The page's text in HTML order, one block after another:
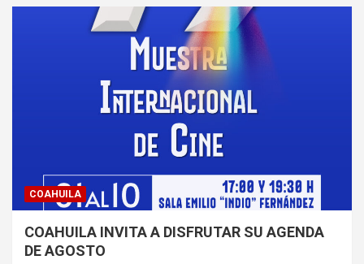
COAHUILA
COAHUILA INVITA A DISFRUTAR SU AGENDA
DE AGOSTO